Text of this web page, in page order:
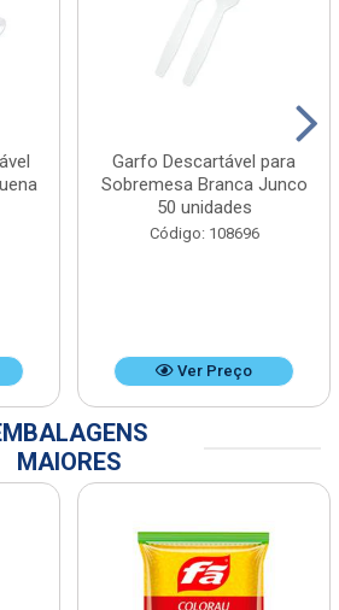
Garfo Descartável para
Sobremesa Branca Junco
50 unidades
Código: 108696
Ver Preço
MAIORES